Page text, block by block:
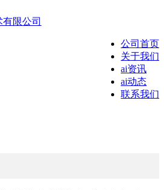
公司首页
关于我们
ai资讯
ai动态
联系我们